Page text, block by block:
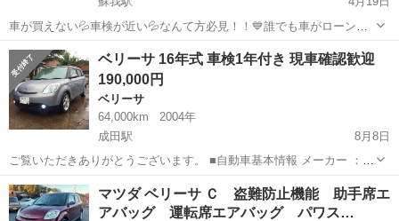
車が買えない💦車検が近い💦なんて方必見！！💙誰でも車がローンで
買える！！💙自社ローン専門中古車販売店♪くるまのミツクニ千葉店！
♪💙 ✨✨🌟誰でもクルマがローンで買えます🌟✨✨
過去に自己破...
千葉 千葉市 蘇我駅 ベリーサ ローン
ベリーサ 16年式 車検1年付き 現車確認歓迎
190,000円
ベリーサ
64,000km
2004年
成田駅
8月8日
ご覧いただきありがとうございます。 ■自動車基本情報 メーカー ：マ
ツダ 車名 ：ベリーサ 型式 ：DC5W グレード ：標準 初度登録 ：16年
式 走行距離 ：64,000キロ 車検 ...
千葉 成田市 成田駅 ベリーサ 有り
マツダ ベリーサ Ｃ 盗難防止機能 助手席エ
アバッグ 運転席エアバッグ パワス…